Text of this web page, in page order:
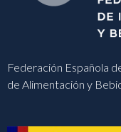
Federación Española
de Alimentación y